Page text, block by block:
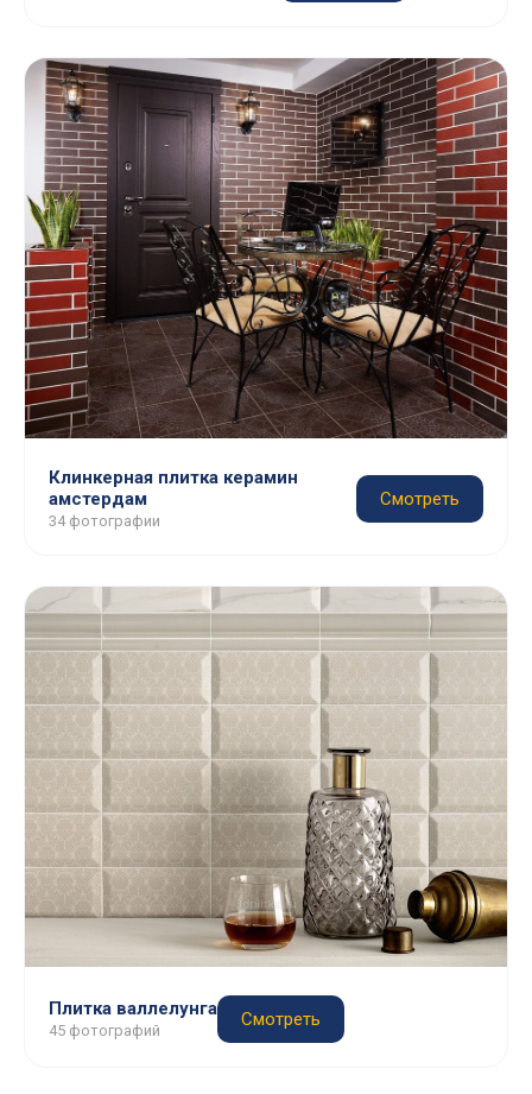
Клинкерная плитка керамин
амстердам
34 фотографии
Смотреть
Плитка валлелунга
45 фотографий
Смотреть